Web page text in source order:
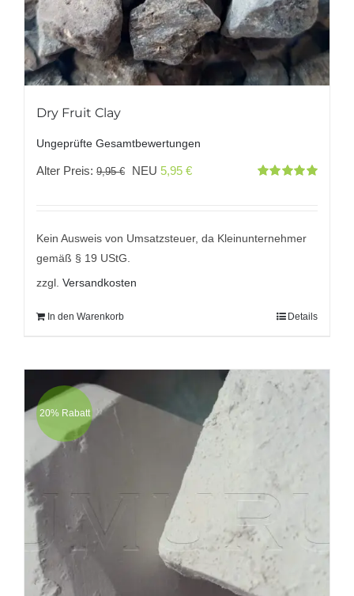
Dry Fruit Clay
Ungeprüfte Gesamtbewertungen
Alter Preis: 9,95€
Ursprünglicher
9,95 €
NEU 5,95 €Aktueller
5,95 €.
Kein Ausweis von Umsatzsteuer, da Kleinunternehmer
gemäß § 19 UStG.
zzgl. Versandkosten
In den Warenkorb Details
20% Rabatt